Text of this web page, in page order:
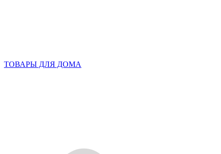
ТОВАРЫ ДЛЯ ДОМА